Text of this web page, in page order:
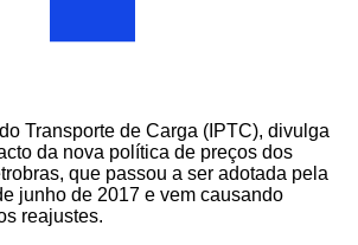
Transporte de Carga (IPTC), divulga
da nova política de preços dos
que passou a ser adotada pela
junho de 2017 e vem causando
reajustes.